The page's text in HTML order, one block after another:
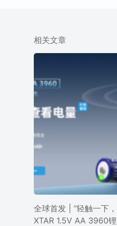
相关文章
全球首发 | “轻触一下，
XTAR 1.5V AA 3960